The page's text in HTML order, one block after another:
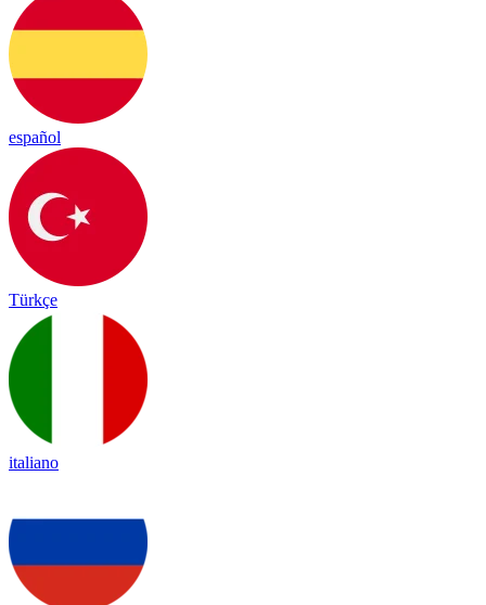
español
Türkçe
italiano